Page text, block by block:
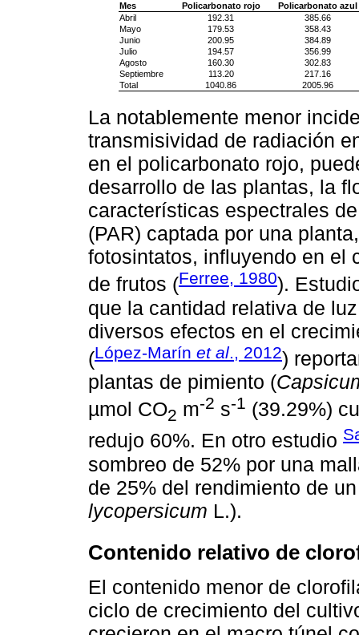
Mes Policarbonato rojo
Policarbonato azul
Abril
192.31
385.66
Mayo
179.53
358.43
Junio
200.95
384.89
Julio
194.57
356.99
Agosto
160.30
302.83
Septiembre
113.20
217.16
Total
1040.86 2005.96
La notablemente menor
transmisividad de radiación
en el policarbonato rojo,
desarrollo de las plantas, la
características espectrales
(PAR) captada por una
fotosintatos, influyendo en el
de frutos (Ferree, 1980).
que la cantidad relativa de
diversos efectos en el
(López-Marín et al., 2012)
plantas de pimiento (
µmol CO2 m-2 s-1 (39.29%)
redujo 60%. En otro estudio
sombreo de 52% por una
de 25% del rendimiento de
lycopersicum L.).
Contenido relativo de
El contenido menor de
ciclo de crecimiento del